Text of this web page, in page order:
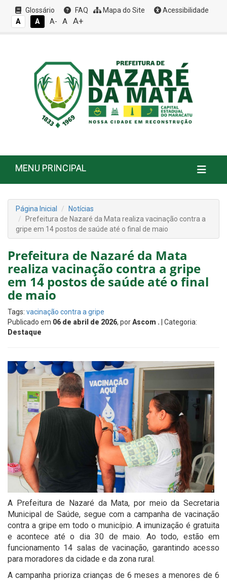
Glossário FAQ Mapa do Site
Acessibilidade
A
A A- A A+
MENU PRINCIPAL
Página Inicial
Notícias
Prefeitura de Nazaré da Mata realiza vacinação contra a
gripe em 14 postos de saúde até o final de maio
Prefeitura de Nazaré da Mata
realiza vacinação contra a gripe
em 14 postos de saúde até o final
de maio
Tags: vacinação contra a gripe
Publicado em 06 de abril de 2026, porAscom . | Categoria:
Destaque
A Prefeitura de Nazaré da Mata, por meio da Secretaria
Municipal de Saúde, segue com a campanha de vacinação
contra a gripe em todo o município. A imunização é gratuita
e acontece até o dia 30 de maio. Ao todo, estão em
funcionamento 14 salas de vacinação, garantindo acesso
para moradores da cidade e da zona rural.
A campanha prioriza crianças de 6 meses a menores de 6